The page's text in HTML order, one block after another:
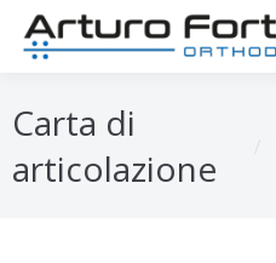
Carta di
articolazione